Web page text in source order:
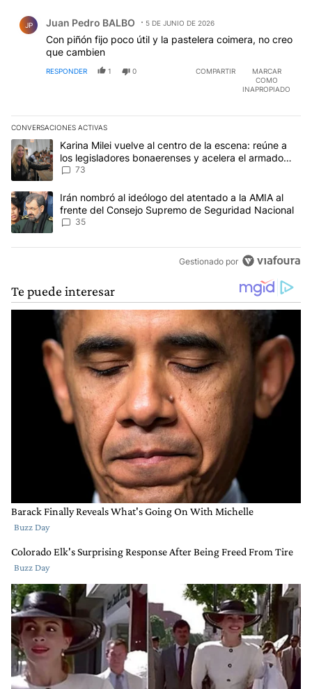
JP Juan Pedro BALBO 5 DE JUNIO DE 2026
Con piñón fijo poco útil y la pastelera coimera, no creo
que cambien
RESPONDER 1 0 COMPARTIR
MARCAR
COMO
INAPROPIADO
CONVERSACIONES ACTIVAS
Este listado muestra los artículos con más comentarios en los
Un artículo de tendencia con el título "Karina Milei vuelve al
Karina Milei vuelve al centro de la escena: reúne a
los legisladores bonaerenses y acelera el armado
para 2027
73
Un artículo de tendencia con el título "Irán nombró al ideólogo
Irán nombró al ideólogo del atentado a la AMIA al
frente del Consejo Supremo de Seguridad Nacional
35
Gestionado por